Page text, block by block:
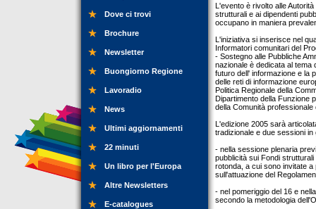
Dove ci trovi
Brochure
Newsletter
Buongiorno Regione
Lavoradio
News
Ultimi aggiornamenti
22 minuti
Un libro per l'Europa
Altre Newsletters
E-catalogues
L'evento è rivolto alle
strutturali e ai dipendenti
occupano in maniera
L'iniziativa si inserisce nel
Informatori comunitari del
- Sostegno alle Pubbliche
nazionale è dedicata al tema
futuro dell' informazione e la
delle reti di informazione
Politica Regionale della
Dipartimento della Funzione
della Comunità
L'edizione 2005 sarà
tradizionale e due sessioni in
- nella sessione plenaria
pubblicità sui Fondi
rotonda, a cui sono invitate a
sull'attuazione del
- nel pomeriggio del 16 e
secondo la metodologia